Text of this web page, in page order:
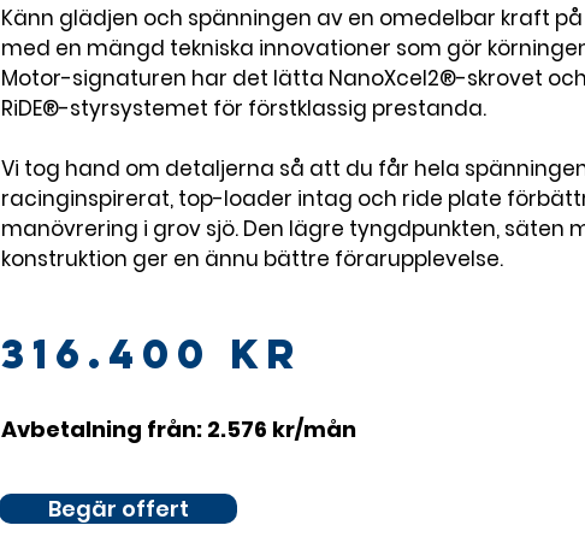
Känn glädjen och spänningen av en omedelbar kraft på
med en mängd tekniska innovationer som gör
Motor-signaturen har det lätta NanoXcel2®-skrovet
RiDE®-styrsystemet för förstklassig prestanda.
Vi tog hand om detaljerna så att du får hela
racinginspirerat, top-loader intag och ride plate
manövrering i grov sjö. Den lägre tyngdpunkten,
konstruktion ger en ännu bättre förarupplevelse.
316.400 kr
Avbetalning från: 2.576 kr/mån
Begär offert